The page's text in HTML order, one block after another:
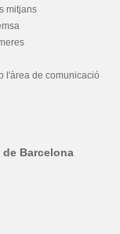
mitjans
l'àrea de comunicació
de Barcelona